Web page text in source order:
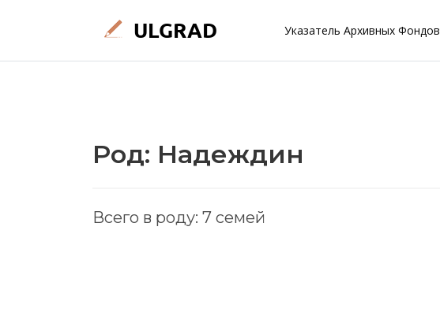
Указатель Архивных Фондов
Род: Надеждин
Всего в роду: 7 семей